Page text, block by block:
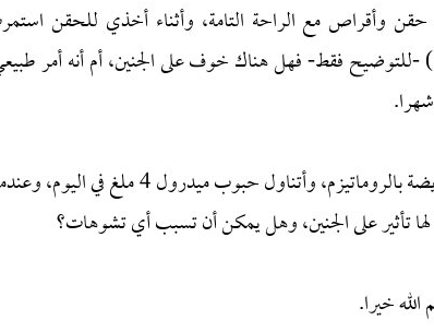
وأقراص مع الراحة التامة، وأثناء أخذي للحقن
فقط- فهل هناك خوف على الجنين، أم أنه أمر
وسؤالي الثاني: أنا مريضة
خيرا.